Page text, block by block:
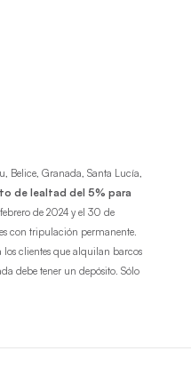
Belice, Granada, Santa Lucía,
de lealtad del 5% para
de 2024 y el 30 de
con tripulación permanente.
los clientes que alquilan barcos
debe tener un depósito. Sólo